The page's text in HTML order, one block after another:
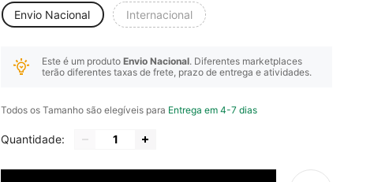
Envio Nacional Internacional
Este é um produto Envio Nacional. Diferentes marketplaces
terão diferentes taxas de frete, prazo de entrega e atividades.
Todos os Tamanho são elegíveis para Entrega em 4-7 dias
Quantidade: